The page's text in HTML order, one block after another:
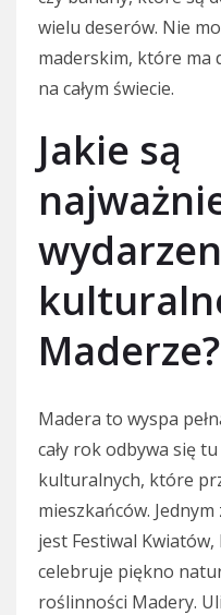
wielu deserów. Nie
maderskim, które ma
na całym świecie.
Jakie są
Maderze?
Madera to wyspa
cały rok odbywa się
kulturalnych, które
mieszkańców.
jest Festiwal
celebruje piękno
roślinności Madery.